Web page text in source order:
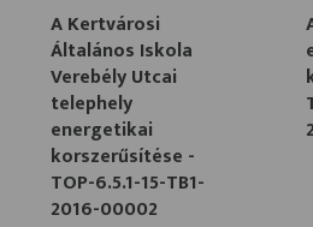
A Kertvárosi
Általános Iskola
Verebély Utcai
telephely
energetikai
korszerűsítése -
TOP-6.5.1-15-TB1-
2016-00002